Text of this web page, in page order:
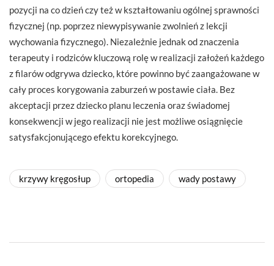
pozycji na co dzień czy też w kształtowaniu ogólnej sprawności
fizycznej (np. poprzez niewypisywanie zwolnień z lekcji
wychowania fizycznego). Niezależnie jednak od znaczenia
terapeuty i rodziców kluczową rolę w realizacji założeń każdego
z filarów odgrywa dziecko, które powinno być zaangażowane w
cały proces korygowania zaburzeń w postawie ciała. Bez
akceptacji przez dziecko planu leczenia oraz świadomej
konsekwencji w jego realizacji nie jest możliwe osiągnięcie
satysfakcjonującego efektu korekcyjnego.
krzywy kręgosłup ortopedia wady postawy